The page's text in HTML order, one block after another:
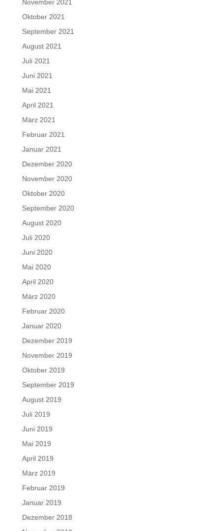
November 2021
Oktober 2021
September 2021
August 2021
Juli 2021
Juni 2021
Mai 2021
April 2021
März 2021
Februar 2021
Januar 2021
Dezember 2020
November 2020
Oktober 2020
September 2020
August 2020
Juli 2020
Juni 2020
Mai 2020
April 2020
März 2020
Februar 2020
Januar 2020
Dezember 2019
November 2019
Oktober 2019
September 2019
August 2019
Juli 2019
Juni 2019
Mai 2019
April 2019
März 2019
Februar 2019
Januar 2019
Dezember 2018